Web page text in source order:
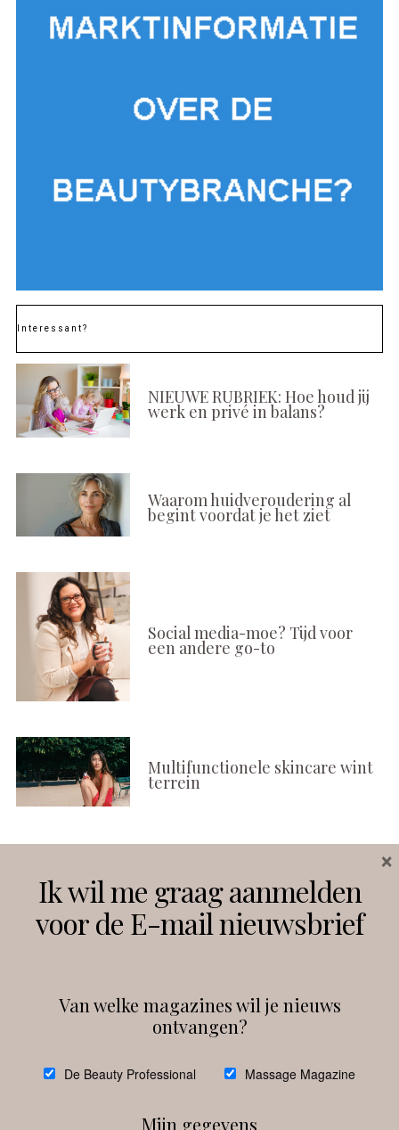
Interessant?
NIEUWE RUBRIEK: Hoe houd jij
werk en privé in balans?
Waarom huidveroudering al
begint voordat je het ziet
Social media-moe? Tijd voor
een andere go-to
Multifunctionele skincare wint
terrein
Instagram Facebook
debeautyprofessional
Ik wil me graag aanmelden
voor de E-mail nieuwsbrief
Van welke magazines wil je nieuws
ontvangen?
De Beauty Professional Massage Magazine
Mijn gegevens
×